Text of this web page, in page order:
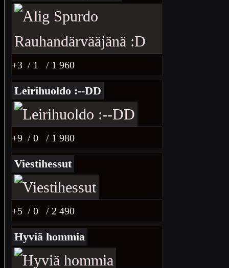
+3 / 1 / 1 960
Leirihuoldo :--DD
+9 / 0 / 1 980
Viestihessut
+5 / 0 / 2 490
Hyviä hommia